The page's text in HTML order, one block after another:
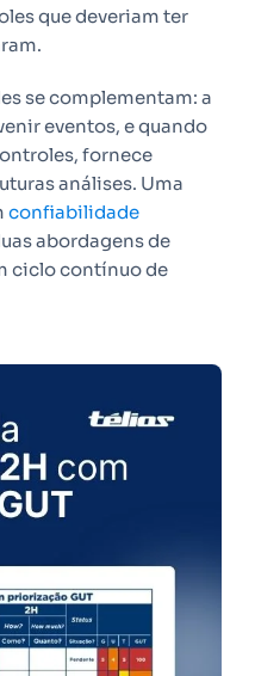
que deveriam ter
se complementam: a
eventos, e quando
fornece
análises. Uma
confiabilidade
abordagens de
ciclo contínuo de